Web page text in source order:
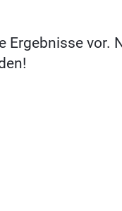
Ergebnisse vor.